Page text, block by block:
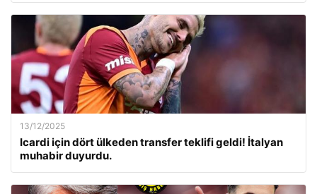
13/12/2025
Icardi için dört ülkeden transfer teklifi geldi! İtalyan
muhabir duyurdu.